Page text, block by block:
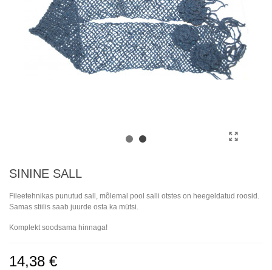
SININE SALL
Fileetehnikas punutud sall, mõlemal pool salli otstes on heegeldatud roosid.
Samas stiilis saab juurde osta ka mütsi.
Komplekt soodsama hinnaga!
14,38 €